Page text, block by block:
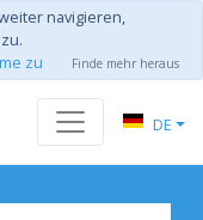
navigieren,
zu
Finde mehr heraus
DE